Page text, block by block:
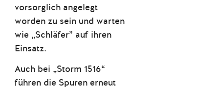
vorsorglich angelegt
worden zu sein und warten
wie „Schläfer” auf ihren
Einsatz.
Auch bei „Storm 1516“
führen die Spuren erneut